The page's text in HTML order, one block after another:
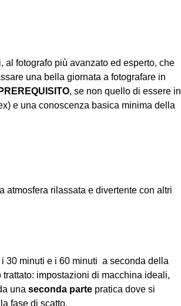
al fotografo più avanzato ed esperto, che
una bella giornata a fotografare in
, se non quello di essere in
e una conoscenza basica minima della
rilassata e divertente con altri
30 minuti e i 60 minuti  a seconda della
impostazioni di macchina ideali,
una seconda parte pratica dove si
fase di scatto.